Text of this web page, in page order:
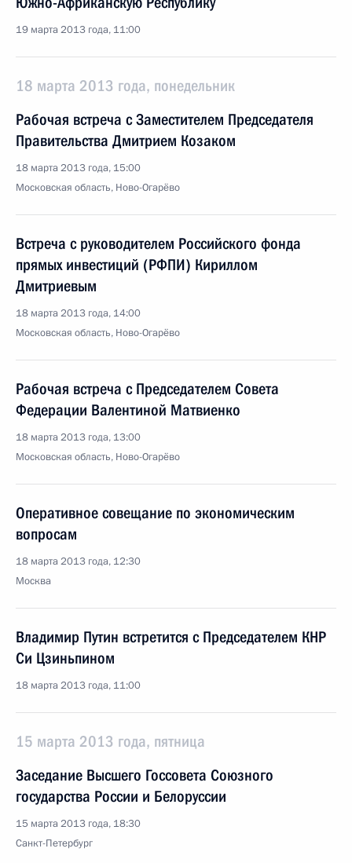
19 марта 2013 года, 11:00
18 марта 2013 года, понедельник
Рабочая встреча с Заместителем Председателя
Правительства Дмитрием Козаком
18 марта 2013 года, 15:00
Московская область, Ново-Огарёво
Встреча с руководителем Российского фонда
прямых инвестиций (РФПИ) Кириллом
Дмитриевым
18 марта 2013 года, 14:00
Московская область, Ново-Огарёво
Рабочая встреча с Председателем Совета
Федерации Валентиной Матвиенко
18 марта 2013 года, 13:00
Московская область, Ново-Огарёво
Оперативное совещание по экономическим
вопросам
18 марта 2013 года, 12:30
Москва
Владимир Путин встретится с Председателем КНР
Си Цзиньпином
18 марта 2013 года, 11:00
15 марта 2013 года, пятница
Заседание Высшего Госсовета Союзного
государства России и Белоруссии
15 марта 2013 года, 18:30
Санкт-Петербург